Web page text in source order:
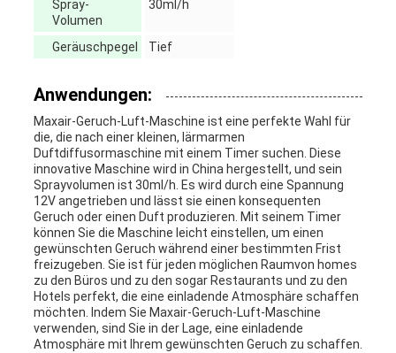
Spray-
Volumen
30ml/h
Geräuschpegel Tief
Anwendungen:
Maxair-Geruch-Luft-Maschine ist eine perfekte Wahl für
die, die nach einer kleinen, lärmarmen
Duftdiffusormaschine mit einem Timer suchen. Diese
innovative Maschine wird in China hergestellt, und sein
Sprayvolumen ist 30ml/h. Es wird durch eine Spannung
12V angetrieben und lässt sie einen konsequenten
Geruch oder einen Duft produzieren. Mit seinem Timer
können Sie die Maschine leicht einstellen, um einen
gewünschten Geruch während einer bestimmten Frist
freizugeben. Sie ist für jeden möglichen Raumvon homes
zu den Büros und zu den sogar Restaurants und zu den
Hotels perfekt, die eine einladende Atmosphäre schaffen
möchten. Indem Sie Maxair-Geruch-Luft-Maschine
verwenden, sind Sie in der Lage, eine einladende
Atmosphäre mit Ihrem gewünschten Geruch zu schaffen.